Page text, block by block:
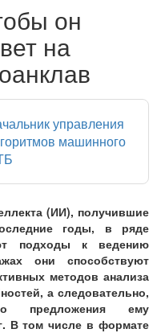
он
на
управления
машинного
(ИИ), получившие
годы, в ряде
подходы к ведению
они способствуют
методов анализа
а следовательно,
предложения ему
В том числе в формате